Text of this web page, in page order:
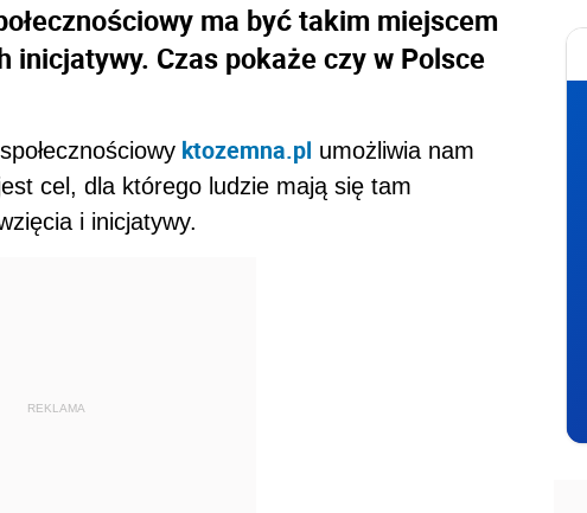
ma być takim miejscem
inicjatywy. Czas pokaże czy w Polsce
ktozemna.pl umożliwia nam
cel, dla którego ludzie mają się tam
i inicjatywy.
REKLAMA